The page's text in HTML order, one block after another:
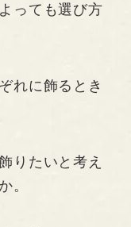
っても選び方
れに飾るとき
りたいと考え
。